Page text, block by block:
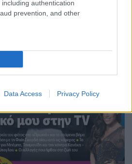
authentication
prevention, and other
Data Access Privacy Policy